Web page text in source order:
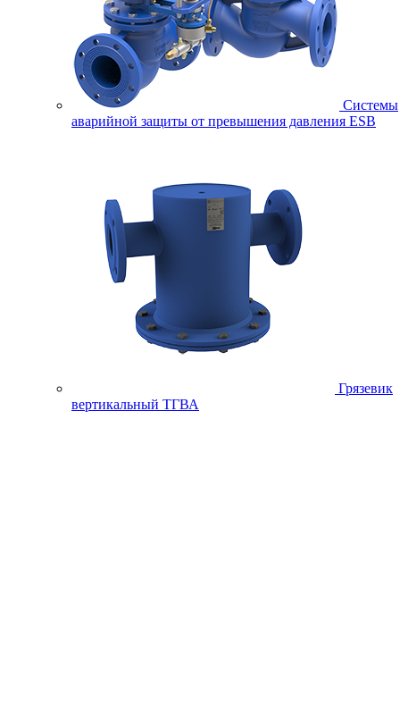
Системы
аварийной защиты от превышения давления ESB
Грязевик
вертикальный ТГВА